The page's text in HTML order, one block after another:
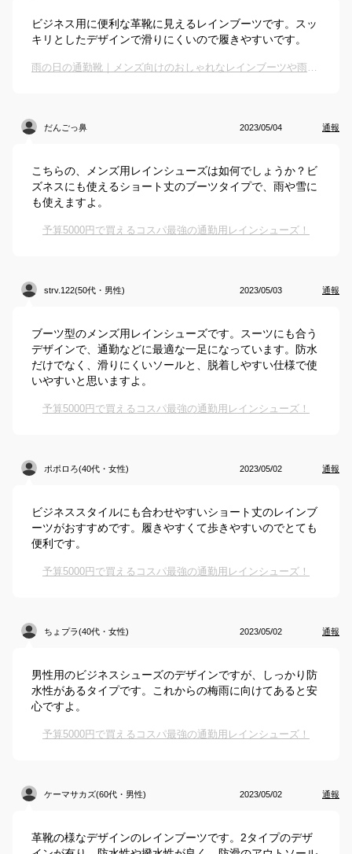
ビジネス用に便利な革靴に見えるレインブーツです。スッ
キリとしたデザインで滑りにくいので履きやすいです。
雨の日の通勤靴｜メンズ向けのおしゃれなレインブーツや雨用ビジネスシューズのおすすめは？
だんごっ鼻 2023/05/04 通報
こちらの、メンズ用レインシューズは如何でしょうか？ビ
ズネスにも使えるショート丈のブーツタイプで、雨や雪に
も使えますよ。
予算5000円で買えるコスパ最強の通勤用レインシューズ！
strv.122(50代・男性) 2023/05/03 通報
ブーツ型のメンズ用レインシューズです。スーツにも合う
デザインで、通勤などに最適な一足になっています。防水
だけでなく、滑りにくいソールと、脱着しやすい仕様で使
いやすいと思いますよ。
予算5000円で買えるコスパ最強の通勤用レインシューズ！
ポポロろ(40代・女性) 2023/05/02 通報
ビジネススタイルにも合わせやすいショート丈のレインブ
ーツがおすすめです。履きやすくて歩きやすいのでとても
便利です。
予算5000円で買えるコスパ最強の通勤用レインシューズ！
ちょプラ(40代・女性) 2023/05/02 通報
男性用のビジネスシューズのデザインですが、しっかり防
水性があるタイプです。これからの梅雨に向けてあると安
心ですよ。
予算5000円で買えるコスパ最強の通勤用レインシューズ！
ケーマサカズ(60代・男性) 2023/05/02 通報
革靴の様なデザインのレインブーツです。2タイプのデザ